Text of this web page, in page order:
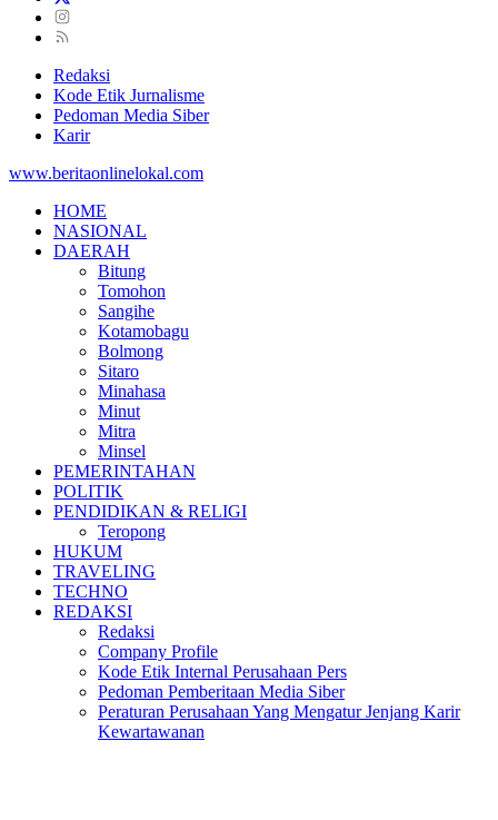
Redaksi
Kode Etik Jurnalisme
Pedoman Media Siber
Karir
www.beritaonlinelokal.com
HOME
NASIONAL
DAERAH
Bitung
Tomohon
Sangihe
Kotamobagu
Bolmong
Sitaro
Minahasa
Minut
Mitra
Minsel
PEMERINTAHAN
POLITIK
PENDIDIKAN & RELIGI
Teropong
HUKUM
TRAVELING
TECHNO
REDAKSI
Redaksi
Company Profile
Kode Etik Internal Perusahaan Pers
Pedoman Pemberitaan Media Siber
Peraturan Perusahaan Yang Mengatur Jenjang Karir
Kewartawanan